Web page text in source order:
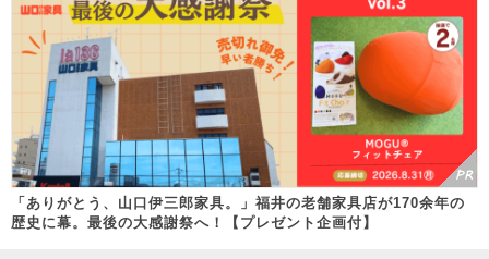
「ありがとう、山口伊三郎家具。」福井の老舗家具店が170余年の
歴史に幕。最後の大感謝祭へ！【プレゼント企画付】